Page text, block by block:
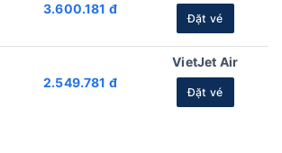
3.600.181 đ
Đặt vé
2.549.781 đ
VietJet Air
Đặt vé